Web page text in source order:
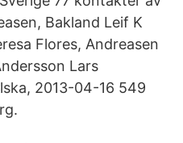
Bakland Leif K
Flores, Andreasen
Lars
2013-04-16 549